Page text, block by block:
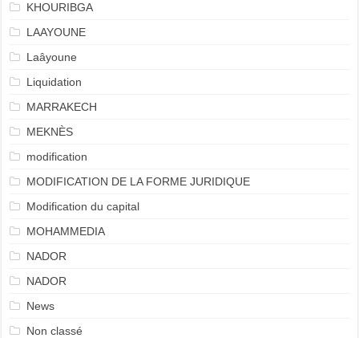
KHOURIBGA
LAAYOUNE
Laâyoune
Liquidation
MARRAKECH
MEKNÈS
modification
MODIFICATION DE LA FORME JURIDIQUE
Modification du capital
MOHAMMEDIA
NADOR
NADOR
News
Non classé